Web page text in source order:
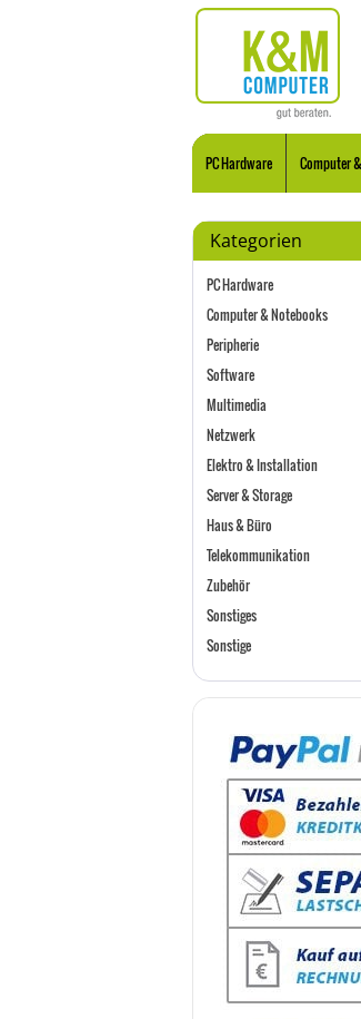
PC Hardware Computer
Kategorien
PC Hardware
Computer & Notebooks
Peripherie
Software
Multimedia
Netzwerk
Elektro & Installation
Server & Storage
Haus & Büro
Telekommunikation
Zubehör
Sonstiges
Sonstige